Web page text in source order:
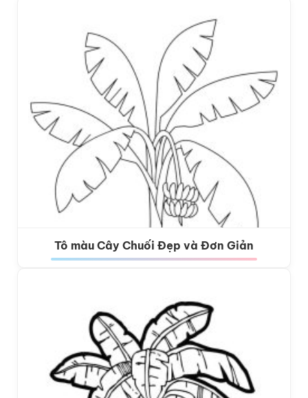
Tô màu Cây Chuối Đẹp và Đơn Giản